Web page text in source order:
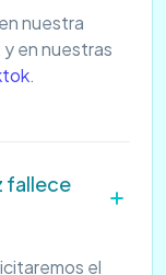
nuestra
y en nuestras
.
fallece
el